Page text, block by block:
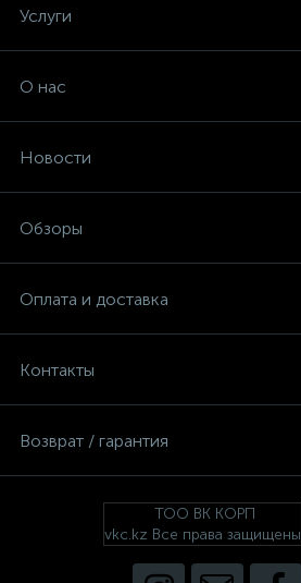
Услуги
О нас
Новости
Обзоры
Оплата и доставка
Контакты
Возврат / гарантия
ТОО ВК КОРП
vkc.kz Все права защищены